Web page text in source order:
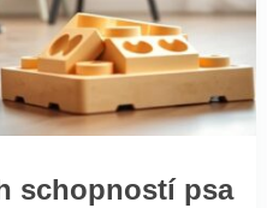
schopností psa